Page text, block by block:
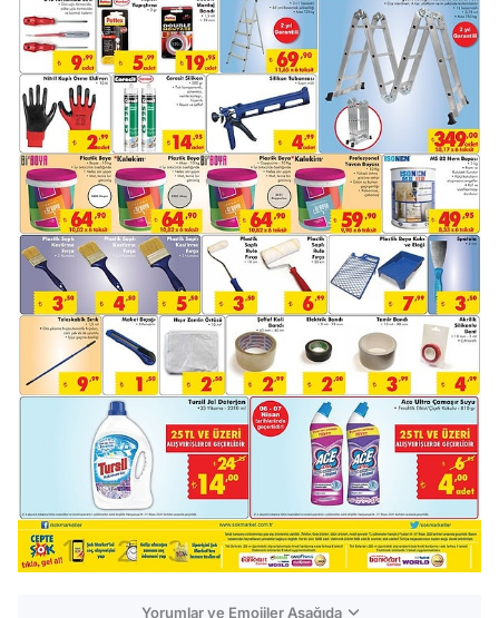
Yorumlar ve Emojiler Aşağıda